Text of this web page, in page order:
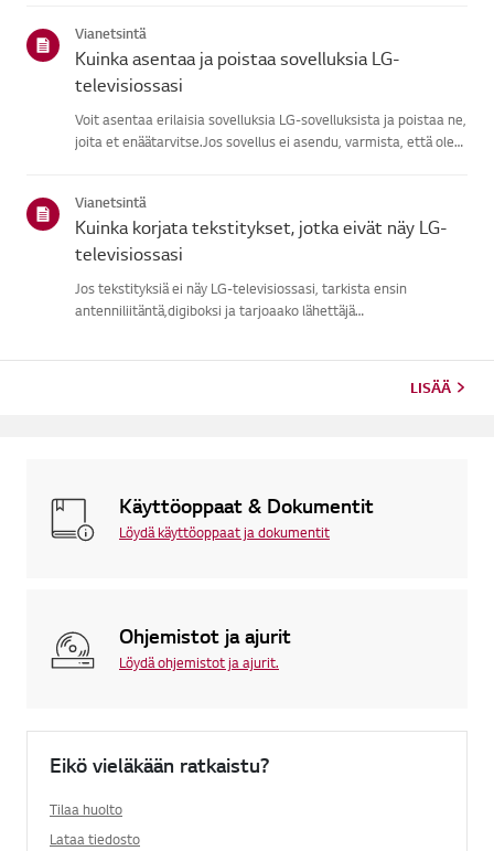
Vianetsintä
Kuinka asentaa ja poistaa sovelluksia LG-
televisiossasi
Voit asentaa erilaisia sovelluksia LG-sovelluksista ja poistaa ne,
joita et enäätarvitse.Jos sovellus ei asendu, varmista, että olet
Vianetsintä
Kuinka korjata tekstitykset, jotka eivät näy LG-
televisiossasi
Jos tekstityksiä ei näy LG-televisiossasi, tarkista ensin
antenniliitäntä,digiboksi ja tarjoaako lähettäjä
LISÄÄ
Käyttöoppaat & Dokumentit
Löydä käyttöoppaat ja dokumentit
Ohjemistot ja ajurit
Löydä ohjemistot ja ajurit.
Eikö vieläkään ratkaistu?
Tilaa huolto
Lataa tiedosto